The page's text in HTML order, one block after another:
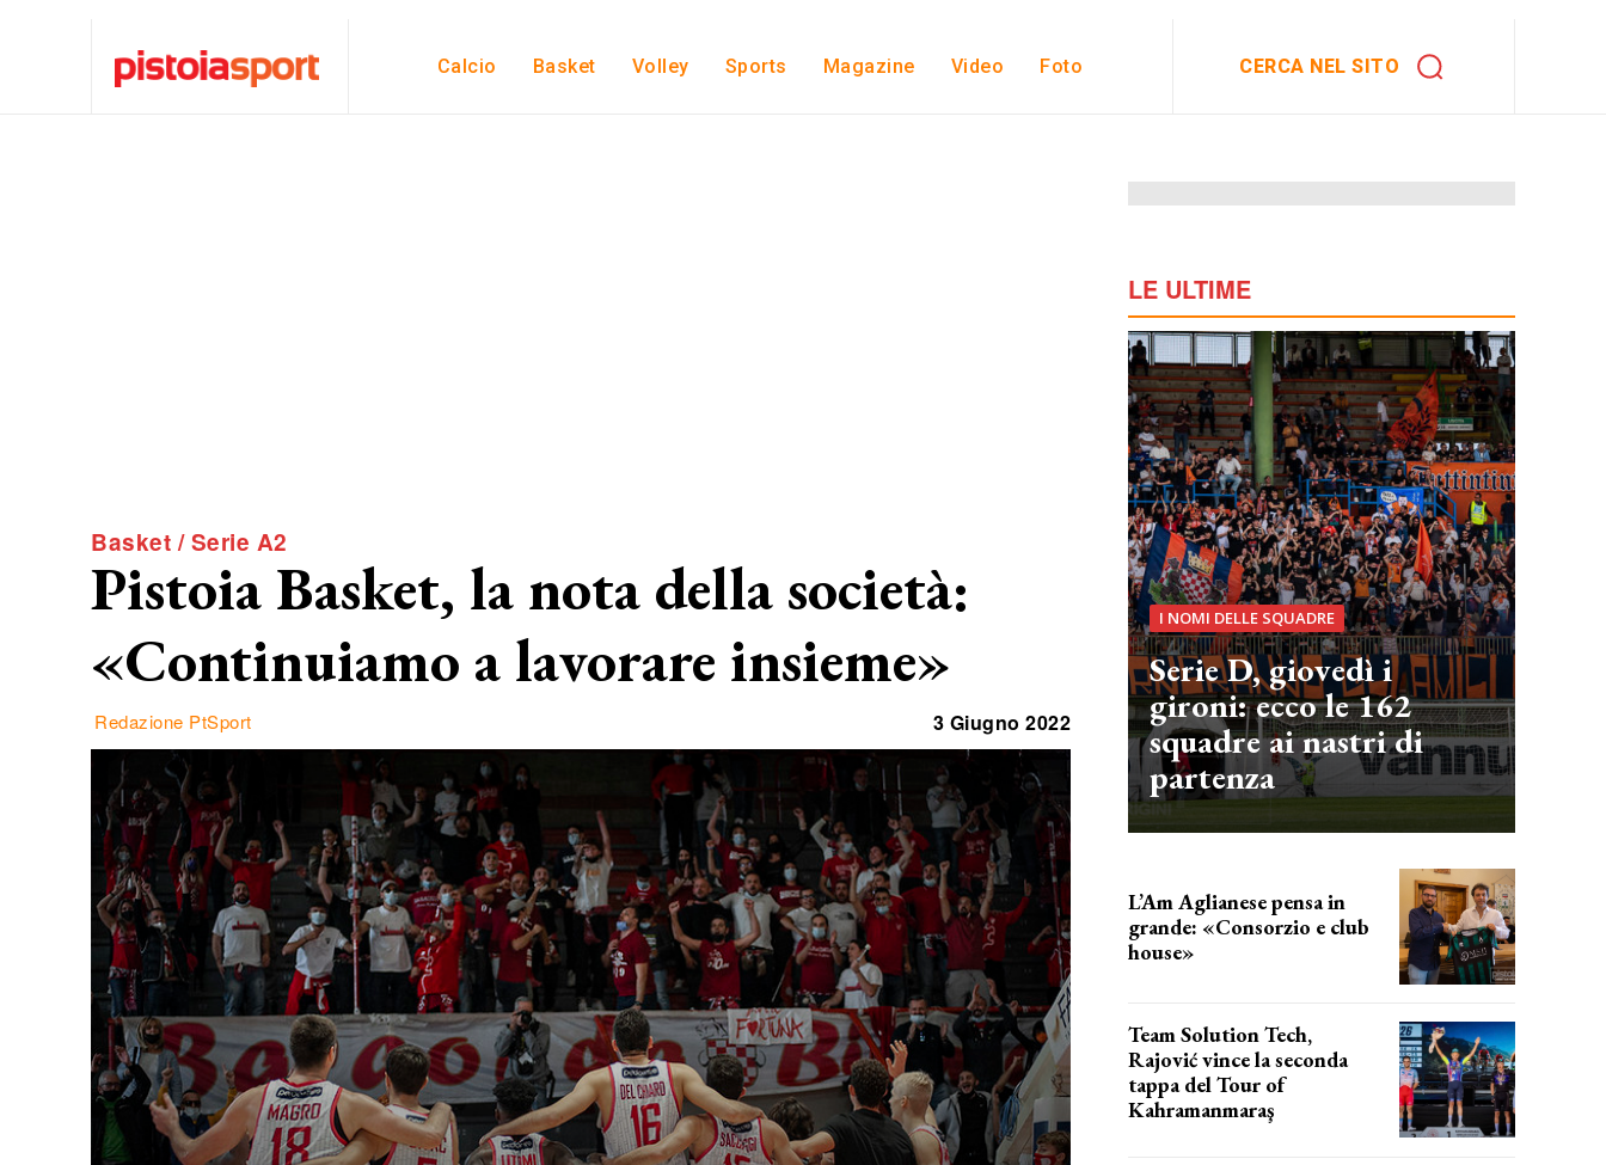
Calcio Basket Volley Sports Magazine Video Foto CERCA NEL SITO
Basket / Serie A2
Pistoia Basket, la nota della società:
«Continuiamo a lavorare insieme»
Redazione PtSport 3 Giugno 2022
LE ULTIME
I NOMI DELLE SQUADRE
Serie D, giovedì i
gironi: ecco le 162
squadre ai nastri di
partenza
L’Am Aglianese pensa in
grande: «Consorzio e club
house»
Team Solution Tech,
Rajović vince la seconda
tappa del Tour of
Kahramanmaraş